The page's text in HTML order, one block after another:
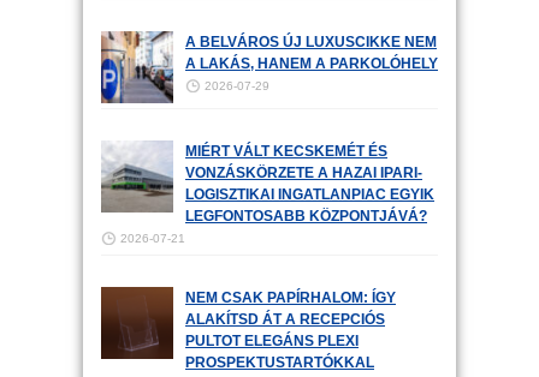
A BELVÁROS ÚJ LUXUSCIKKE NEM
A LAKÁS, HANEM A PARKOLÓHELY
2026-07-29
MIÉRT VÁLT KECSKEMÉT ÉS
VONZÁSKÖRZETE A HAZAI IPARI-
LOGISZTIKAI INGATLANPIAC EGYIK
LEGFONTOSABB KÖZPONTJÁVÁ?
2026-07-21
NEM CSAK PAPÍRHALOM: ÍGY
ALAKÍTSD ÁT A RECEPCIÓS
PULTOT ELEGÁNS PLEXI
PROSPEKTUSTARTÓKKAL